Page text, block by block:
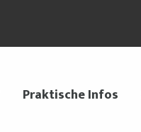
Praktische Infos